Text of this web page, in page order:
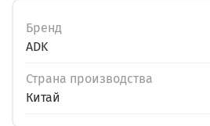
Бренд
ADK
Страна производства
Китай